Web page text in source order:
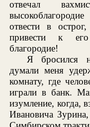
отвечал
отвести в
привести к его
благородие!
Я бросился
думали меня
комнату, где
играли в банк.
изумление, когда,
Ивановича